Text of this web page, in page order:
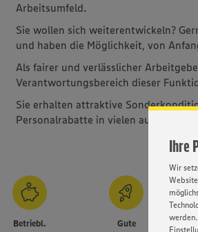
Ihre
Wir
Arbeitsumfeld.
Sie wollen sich weiterentwickeln?
und haben die Möglichkeit, von
Als fairer und verlässlicher
Verantwortungsbereich dieser
Sie erhalten attraktive
Personalrabatte in vielen
Betriebl.
Gute